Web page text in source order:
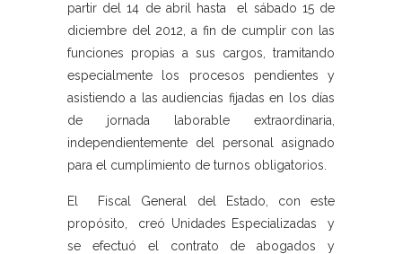
partir del 14 de abril hasta el sábado 15 de
diciembre del 2012, a fin de cumplir con las
funciones propias a sus cargos, tramitando
especialmente los procesos pendientes y
asistiendo a las audiencias fijadas en los días
de jornada laborable extraordinaria,
independientemente del personal asignado
para el cumplimiento de turnos obligatorios.
El Fiscal General del Estado, con este
propósito, creó Unidades Especializadas y
se efectuó el contrato de abogados y